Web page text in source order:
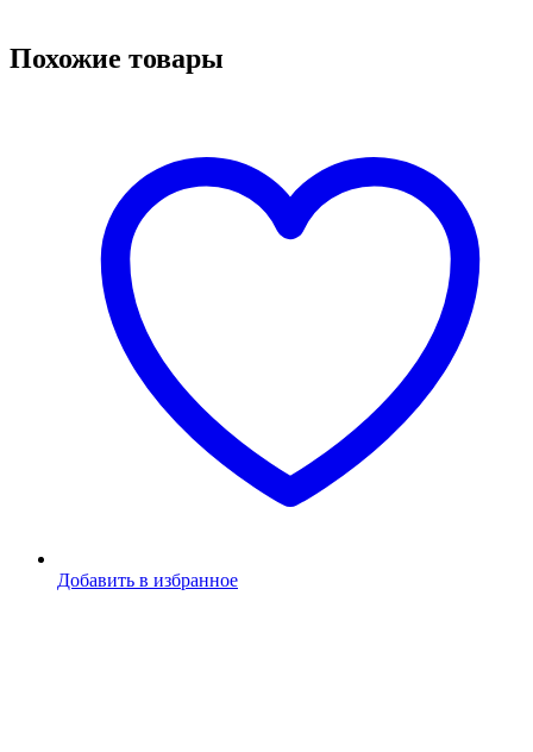
Похожие товары
Добавить в избранное